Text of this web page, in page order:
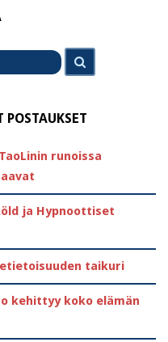
runoissa
ja Hypnoottiset
taikuri
kehittyy koko elämän